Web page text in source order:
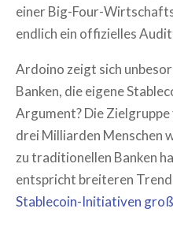
einer Big-Four-
endlich ein offizielles
Ardoino zeigt sich
Banken, die eigene
Argument? Die
drei Milliarden Menschen
zu traditionellen Banken
entspricht breiteren
Stablecoin-Initiativen